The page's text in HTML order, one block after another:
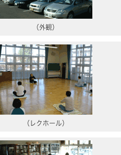
（外観）
（レクホール）